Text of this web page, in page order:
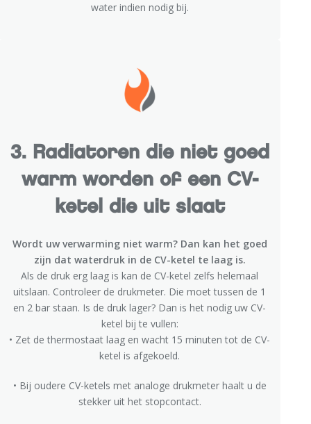
water indien nodig bij.
3. Radiatoren die niet goed
warm worden of een CV-
ketel die uit slaat
Wordt uw verwarming niet warm? Dan kan het goed
zijn dat waterdruk in de CV-ketel te laag is.
Als de druk erg laag is kan de CV-ketel zelfs helemaal
uitslaan. Controleer de drukmeter. Die moet tussen de 1
en 2 bar staan. Is de druk lager? Dan is het nodig uw CV-
ketel bij te vullen:
• Zet de thermostaat laag en wacht 15 minuten tot de CV-
ketel is afgekoeld.
• Bij oudere CV-ketels met analoge drukmeter haalt u de
stekker uit het stopcontact.